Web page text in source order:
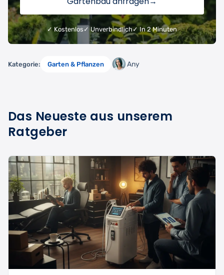
✓ Kostenlos ✓ Unverbindlich ✓ In 2 Minuten
Kategorie: Garten & Pflanzen Any
Das Neueste aus unserem
Ratgeber